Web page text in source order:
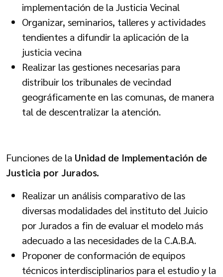
implementación de la Justicia Vecinal
Organizar, seminarios, talleres y actividades
tendientes a difundir la aplicación de la
justicia vecina
Realizar las gestiones necesarias para
distribuir los tribunales de vecindad
geográficamente en las comunas, de manera
tal de descentralizar la atención.
Funciones de la Unidad de Implementación de
Justicia por Jurados.
Realizar un análisis comparativo de las
diversas modalidades del instituto del Juicio
por Jurados a fin de evaluar el modelo más
adecuado a las necesidades de la C.A.B.A.
Proponer de conformación de equipos
técnicos interdisciplinarios para el estudio y la